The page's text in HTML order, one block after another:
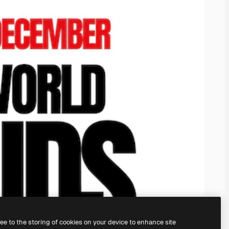
to the storing of cookies on your device to enhance site